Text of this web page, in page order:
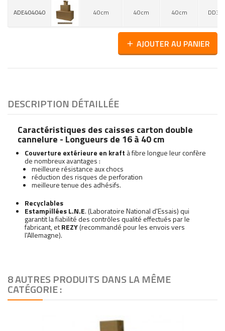
ADE404040 40cm 40cm 40cm DD30
add AJOUTER AU PANIER
DESCRIPTION DÉTAILLÉE
Caractéristiques des caisses carton double
cannelure - Longueurs de 16 à 40 cm
Couverture extérieure en kraft à fibre longue leur confère
de nombreux avantages :
meilleure résistance aux chocs
réduction des risques de perforation
meilleure tenue des adhésifs.
Recyclables
Estampillées L.N.E. (Laboratoire National d'Essais) qui
garantit la fiabilité des contrôles qualité effectués par le
fabricant, etREZY(recommandé pour les envois vers
l'Allemagne).
8 AUTRES PRODUITS DANS LA MÊME
CATÉGORIE :